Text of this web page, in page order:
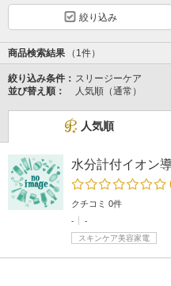
絞り込み
商品検索結果 （1件）
絞り込み条件： スリージーケア
並び替え順：
人気順（通常）
人気順
水分計付イオン
クチコミ 0件
-
-
スキンケア美容家電